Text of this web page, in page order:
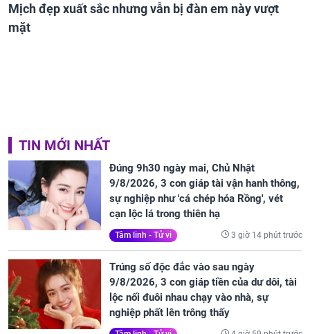
Mịch đẹp xuất sắc nhưng vẫn bị đàn em này vượt
mặt
TIN MỚI NHẤT
Đúng 9h30 ngày mai, Chủ Nhật
9/8/2026, 3 con giáp tài vận hanh thông,
sự nghiệp như 'cá chép hóa Rồng', vét
cạn lộc lá trong thiên hạ
Tâm linh - Tử vi 3 giờ 14 phút trước
Trúng số độc đắc vào sau ngày
9/8/2026, 3 con giáp tiền của dư dôi, tài
lộc nối đuôi nhau chạy vào nhà, sự
nghiệp phất lên trông thấy